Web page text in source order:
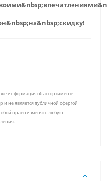
информация об ассортименте
и не является публичной офертой
право изменять любую